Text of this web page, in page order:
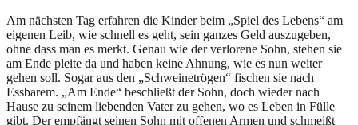
Am nächsten Tag erfahren die Kinder beim „Spiel des Lebens“ am
eigenen Leib, wie schnell es geht, sein ganzes Geld auszugeben,
ohne dass man es merkt. Genau wie der verlorene Sohn, stehen sie
am Ende pleite da und haben keine Ahnung, wie es nun weiter
gehen soll. Sogar aus den „Schweinetrögen“ fischen sie nach
Essbarem. „Am Ende“ beschließt der Sohn, doch wieder nach
Hause zu seinem liebenden Vater zu gehen, wo es Leben in Fülle
gibt. Der empfängt seinen Sohn mit offenen Armen und schmeißt